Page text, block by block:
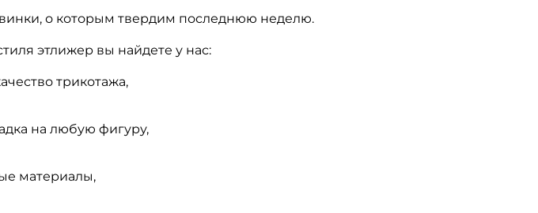
о которым твердим последнюю неделю.
этлижер вы найдете у нас:
трикотажа,
на любую фигуру,
материалы,